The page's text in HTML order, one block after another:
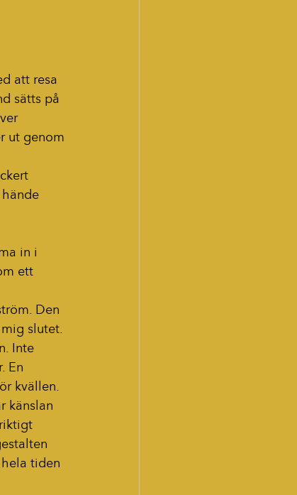
att resa
sätts på
ut genom
in i
ett
Den
slutet.
Inte
En
kvällen.
känslan
tiden